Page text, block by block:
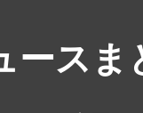
ース